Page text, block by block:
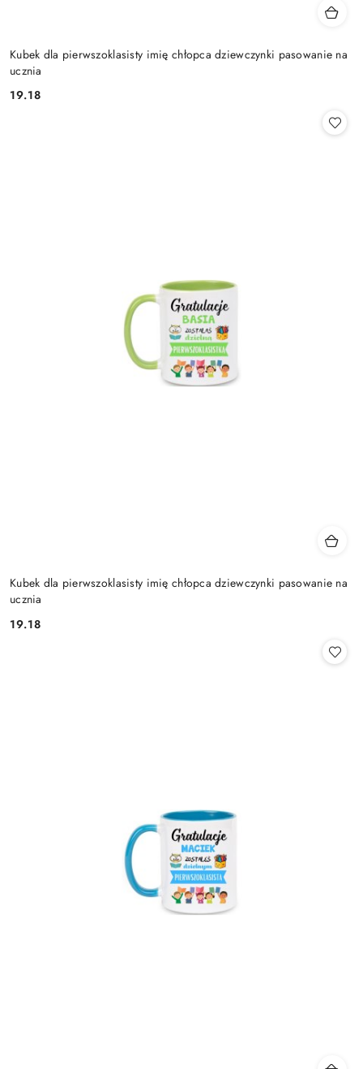
Kubek dla pierwszoklasisty imię chłopca dziewczynki pasowanie na
ucznia
Cena:
19.18
Kubek dla pierwszoklasisty imię chłopca dziewczynki pasowanie na
ucznia
Cena:
19.18